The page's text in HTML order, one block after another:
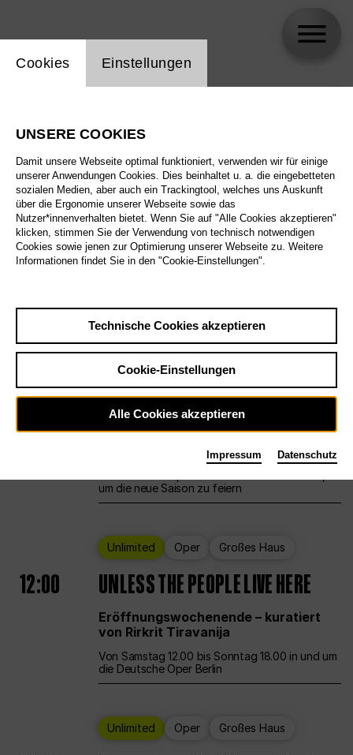
Alle Sparten
Alle Spielstätten
Alle Merkmale
Sa29.8.
Großes Haus
12:00 Eröffnungswochenende
um die neue Saison zu feiern
Unlimited Oper Großes Haus
12:00 UNLESS THE PEOPLE LIVE HERE
Eröffnungswochenende – kuratiert
von Rirkrit Tiravanija
Von Samstag 12.00 bis Sonntag 18.00 in und um
die Deutsche Oper Berlin
Unlimited Oper Großes Haus
Einstellung Website Cookie
Cookies Einstellungen
UNSERE COOKIES
Damit unsere Webseite optimal funktioniert, verwenden wir für einige
unserer Anwendungen Cookies. Dies beinhaltet u. a. die eingebetteten
sozialen Medien, aber auch ein Trackingtool, welches uns Auskunft
über die Ergonomie unserer Webseite sowie das
Nutzer*innenverhalten bietet. Wenn Sie auf "Alle Cookies akzeptieren"
klicken, stimmen Sie der Verwendung von technisch notwendigen
Cookies sowie jenen zur Optimierung unserer Webseite zu. Weitere
Informationen findet Sie in den "Cookie-Einstellungen".
Technische Cookies akzeptieren
Cookie-Einstellungen
Alle Cookies akzeptieren
Impressum Datenschutz